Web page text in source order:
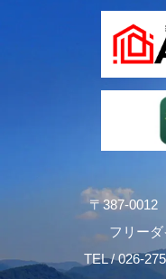
〒387-0012
フリー
TEL /026-